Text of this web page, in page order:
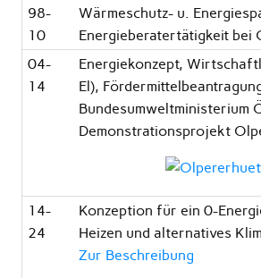
98-
10
Wärmeschutz- u.
Energieberatertätigkeit bei
04-
14
Energiekonzept,
El),
Bundesumweltministerium
Demonstrationsprojekt
14-
24
Konzeption für ein 0-
Heizen und alternatives
Zur Beschreibung